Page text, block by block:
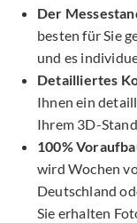
Der
besten für Sie
und es
Detailliertes
Ihnen ein
Ihrem 3D-
100%
wird Wochen
Deutschland
Sie erhalten